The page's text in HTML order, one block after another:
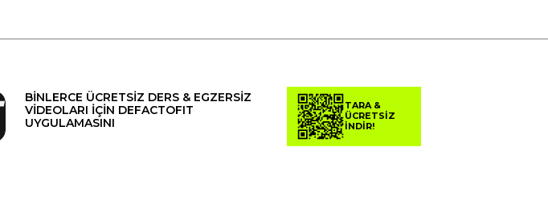
BİNLERCE ÜCRETSİZ DERS & EGZERSİZ
VİDEOLARI İÇİN DEFACTOFIT
UYGULAMASINI
TARA &
ÜCRETSİZ
İNDİR!